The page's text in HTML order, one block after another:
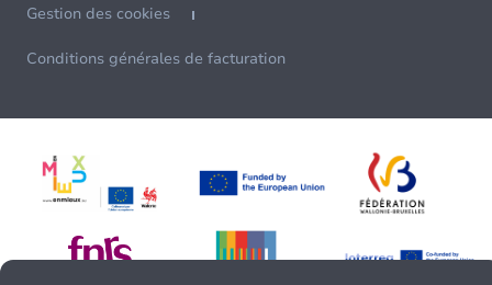
Gestion des cookies
Conditions générales de facturation